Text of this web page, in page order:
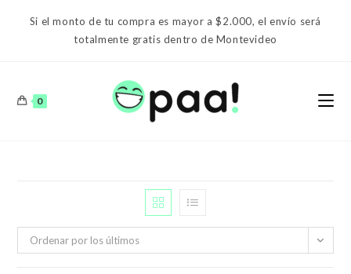
Si el monto de tu compra es mayor a $2.000, el envío será
totalmente gratis dentro de Montevideo
0
Ordenar por los últimos